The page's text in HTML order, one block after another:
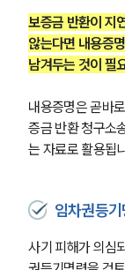
보증금 반환이 지
않는다면 내용증
남겨두는 것이 필
내용증명은 곧바
증금 반환 청구소
는 자료로 활용됩
임차권등
사기 피해가 의심